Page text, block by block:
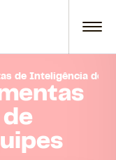
de Inteligência de